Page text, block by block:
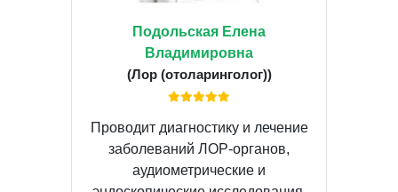
Подольская Елена
Владимировна
(Лор (отоларинголог))
Проводит диагностику и лечение
заболеваний ЛОР-органов,
аудиометрические и